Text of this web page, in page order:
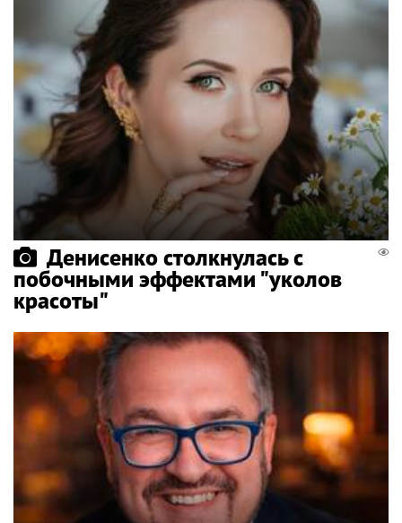
Денисенко столкнулась с
побочными эффектами "уколов
красоты"